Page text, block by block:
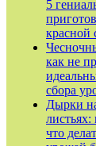
5
красной
как не
сбора
Дырки
листьях:
что